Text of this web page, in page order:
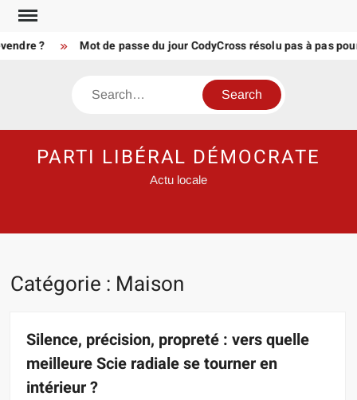
Skip
content
? Mot de passe du jour CodyCross résolu pas à pas pour
Search
PARTI LIBÉRAL DÉMOCRATE
Actu locale
Catégorie : Maison
Silence, précision, propreté : vers quelle
meilleure Scie radiale se tourner en
intérieur ?